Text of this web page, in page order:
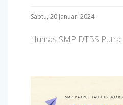
Sabtu, 20 Januari 2024
Humas SMP DTBS Putra